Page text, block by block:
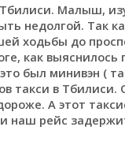
Малыш,
недолгой. Так
ходьбы до
как
был минивэн (
такси в
А этот
наш рейс